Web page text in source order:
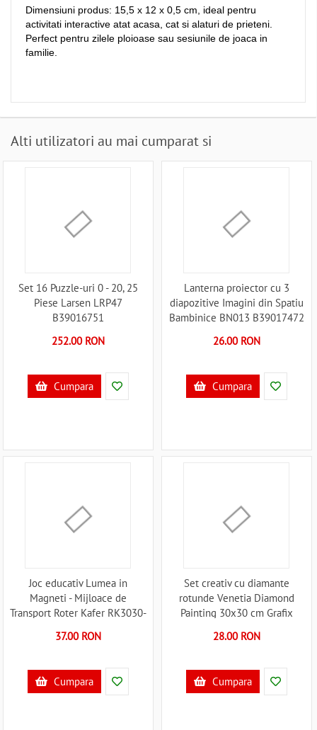
Dimensiuni produs: 15,5 x 12 x 0,5 cm, ideal pentru
activitati interactive atat acasa, cat si alaturi de prieteni.
Perfect pentru zilele ploioase sau sesiunile de joaca in
familie.
Alti utilizatori au mai cumparat si
Set 16 Puzzle-uri 0 - 20, 25
Piese Larsen LRP47
B39016751
252.00 RON
Cumpara
Lanterna proiector cu 3
diapozitive Imagini din Spatiu
Bambinice BN013 B39017472
26.00 RON
Cumpara
Joc educativ Lumea in
Magneti - Mijloace de
Transport Roter Kafer RK3030-
37.00 RON
Cumpara
Set creativ cu diamante
rotunde Venetia Diamond
Painting 30x30 cm Grafix
28.00 RON
Cumpara